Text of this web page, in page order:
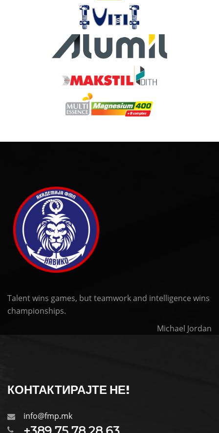
Talent wins games, but teamwork and intelligence wins
championships.
Michael Jordan
КОНТАКТИРАЈТЕ НЕ!
info@fmp.mk